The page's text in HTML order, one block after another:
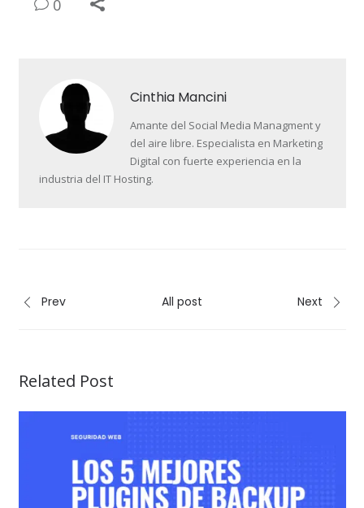
0
Cinthia Mancini
Amante del Social Media Managment y
del aire libre. Especialista en Marketing
Digital con fuerte experiencia en la
industria del IT Hosting.
Prev All post Next
Related Post